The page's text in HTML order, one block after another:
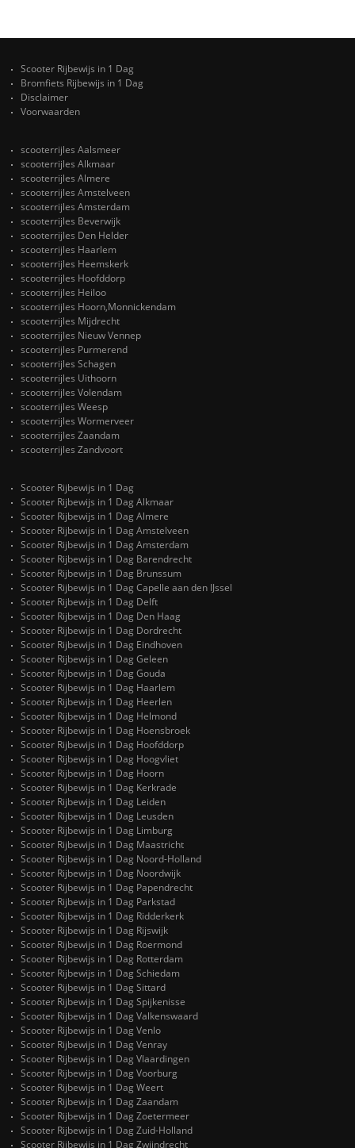
Scooter Rijbewijs in 1 Dag
Bromfiets Rijbewijs in 1 Dag
Disclaimer
Voorwaarden
scooterrijles Aalsmeer
scooterrijles Alkmaar
scooterrijles Almere
scooterrijles Amstelveen
scooterrijles Amsterdam
scooterrijles Beverwijk
scooterrijles Den Helder
scooterrijles Haarlem
scooterrijles Heemskerk
scooterrijles Hoofddorp
scooterrijles Heiloo
scooterrijles Hoorn,Monnickendam
scooterrijles Mijdrecht
scooterrijles Nieuw Vennep
scooterrijles Purmerend
scooterrijles Schagen
scooterrijles Uithoorn
scooterrijles Volendam
scooterrijles Weesp
scooterrijles Wormerveer
scooterrijles Zaandam
scooterrijles Zandvoort
Scooter Rijbewijs in 1 Dag
Scooter Rijbewijs in 1 Dag Alkmaar
Scooter Rijbewijs in 1 Dag Almere
Scooter Rijbewijs in 1 Dag Amstelveen
Scooter Rijbewijs in 1 Dag Amsterdam
Scooter Rijbewijs in 1 Dag Barendrecht
Scooter Rijbewijs in 1 Dag Brunssum
Scooter Rijbewijs in 1 Dag Capelle aan den IJssel
Scooter Rijbewijs in 1 Dag Delft
Scooter Rijbewijs in 1 Dag Den Haag
Scooter Rijbewijs in 1 Dag Dordrecht
Scooter Rijbewijs in 1 Dag Eindhoven
Scooter Rijbewijs in 1 Dag Geleen
Scooter Rijbewijs in 1 Dag Gouda
Scooter Rijbewijs in 1 Dag Haarlem
Scooter Rijbewijs in 1 Dag Heerlen
Scooter Rijbewijs in 1 Dag Helmond
Scooter Rijbewijs in 1 Dag Hoensbroek
Scooter Rijbewijs in 1 Dag Hoofddorp
Scooter Rijbewijs in 1 Dag Hoogvliet
Scooter Rijbewijs in 1 Dag Hoorn
Scooter Rijbewijs in 1 Dag Kerkrade
Scooter Rijbewijs in 1 Dag Leiden
Scooter Rijbewijs in 1 Dag Leusden
Scooter Rijbewijs in 1 Dag Limburg
Scooter Rijbewijs in 1 Dag Maastricht
Scooter Rijbewijs in 1 Dag Noord-Holland
Scooter Rijbewijs in 1 Dag Noordwijk
Scooter Rijbewijs in 1 Dag Papendrecht
Scooter Rijbewijs in 1 Dag Parkstad
Scooter Rijbewijs in 1 Dag Ridderkerk
Scooter Rijbewijs in 1 Dag Rijswijk
Scooter Rijbewijs in 1 Dag Roermond
Scooter Rijbewijs in 1 Dag Rotterdam
Scooter Rijbewijs in 1 Dag Schiedam
Scooter Rijbewijs in 1 Dag Sittard
Scooter Rijbewijs in 1 Dag Spijkenisse
Scooter Rijbewijs in 1 Dag Valkenswaard
Scooter Rijbewijs in 1 Dag Venlo
Scooter Rijbewijs in 1 Dag Venray
Scooter Rijbewijs in 1 Dag Vlaardingen
Scooter Rijbewijs in 1 Dag Voorburg
Scooter Rijbewijs in 1 Dag Weert
Scooter Rijbewijs in 1 Dag Zaandam
Scooter Rijbewijs in 1 Dag Zoetermeer
Scooter Rijbewijs in 1 Dag Zuid-Holland
Scooter Rijbewijs in 1 Dag Zwijndrecht